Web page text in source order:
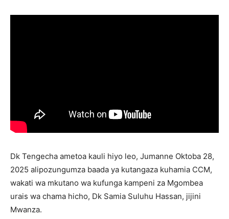
Dk Tengecha ametoa kauli hiyo leo, Jumanne Oktoba 28,
2025 alipozungumza baada ya kutangaza kuhamia CCM,
wakati wa mkutano wa kufunga kampeni za Mgombea
urais wa chama hicho, Dk Samia Suluhu Hassan, jijini
Mwanza.